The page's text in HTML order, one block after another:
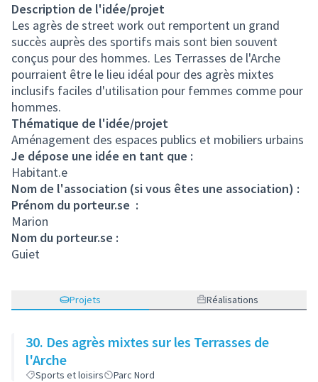
Description de l'idée/projet
Les agrès de street work out remportent un grand
succès auprès des sportifs mais sont bien souvent
conçus pour des hommes. Les Terrasses de l'Arche
pourraient être le lieu idéal pour des agrès mixtes
inclusifs faciles d'utilisation pour femmes comme pour
hommes.
Thématique de l'idée/projet
Aménagement des espaces publics et mobiliers urbains
Je dépose une idée en tant que :
Habitant.e
Nom de l'association (si vous êtes une association) :
Prénom du porteur.se :
Marion
Nom du porteur.se :
Guiet
Projets Réalisations
30. Des agrès mixtes sur les Terrasses de
l'Arche
Sports et loisirs Parc Nord